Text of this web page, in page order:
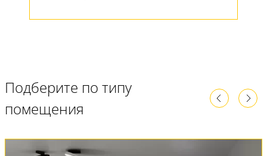
Подберите по типу
помещения